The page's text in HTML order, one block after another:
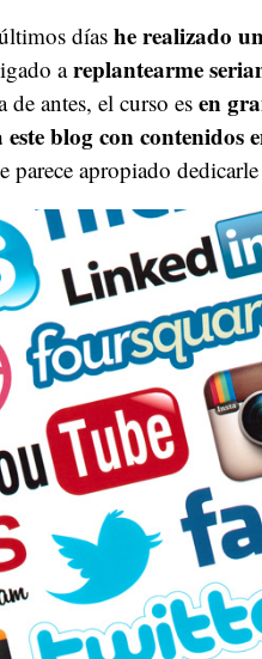
díashe realizado
areplantearme
de antes, el curso es en
este blog con
parece apropiado